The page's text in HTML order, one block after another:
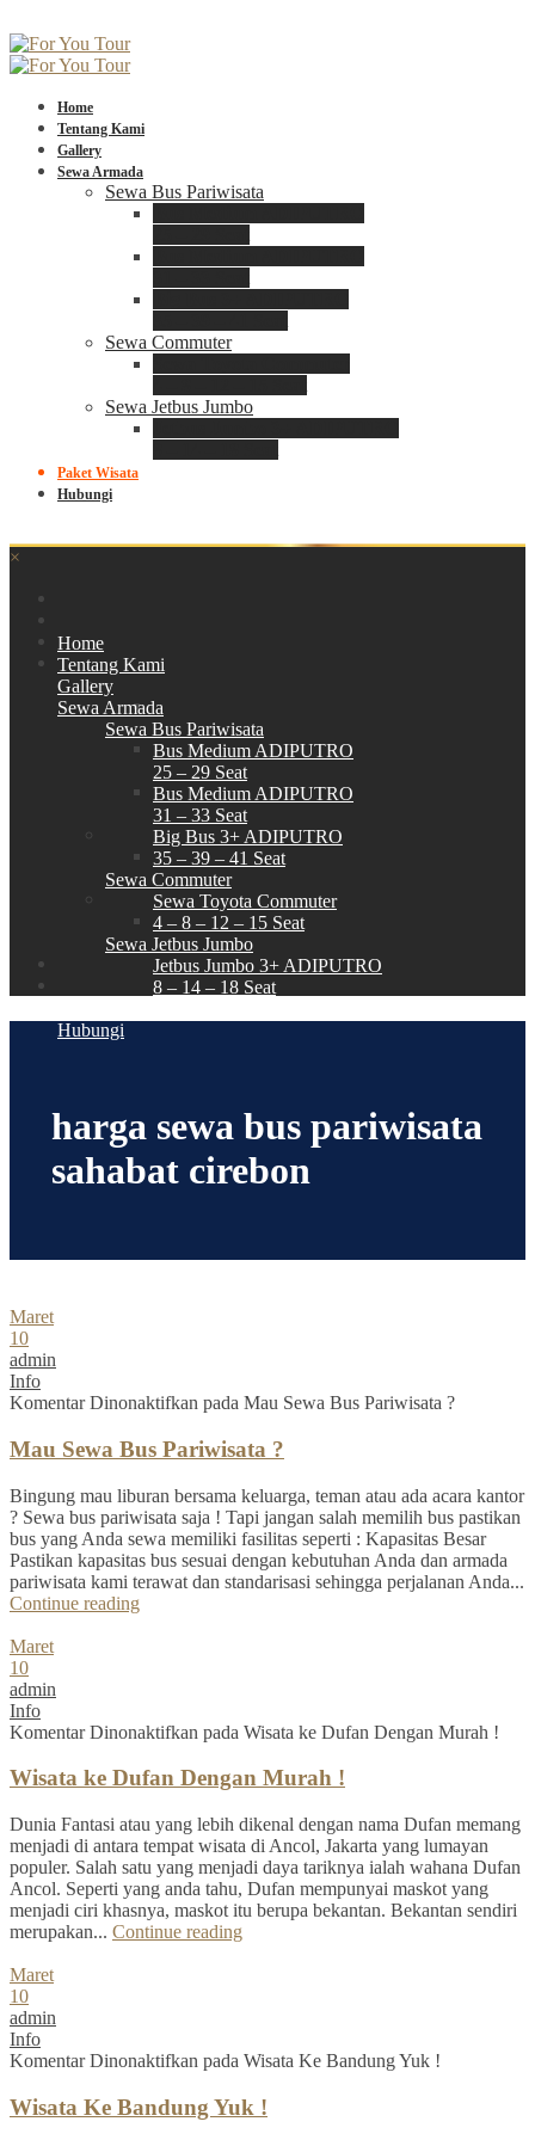
Home
Tentang Kami
Gallery
Sewa Armada
Sewa Bus Pariwisata
Sewa Commuter
Sewa Jetbus Jumbo
Paket Wisata
Hubungi
×
Home
Tentang Kami
Gallery
Sewa Armada
Sewa Bus Pariwisata
Bus Medium ADIPUTRO
25 – 29 Seat
Bus Medium ADIPUTRO
31 – 33 Seat
Big Bus 3+ ADIPUTRO
35 – 39 – 41 Seat
Sewa Commuter
Sewa Toyota Commuter
4 – 8 – 12 – 15 Seat
Sewa Jetbus Jumbo
Jetbus Jumbo 3+ ADIPUTRO
8 – 14 – 18 Seat
Hubungi
harga sewa bus pariwisata
sahabat cirebon
Maret
10
admin
Info
Komentar Dinonaktifkan pada Mau Sewa Bus Pariwisata ?
Mau Sewa Bus Pariwisata ?
Bingung mau liburan bersama keluarga, teman atau ada acara kantor
? Sewa bus pariwisata saja ! Tapi jangan salah memilih bus pastikan
bus yang Anda sewa memiliki fasilitas seperti : Kapasitas Besar
Pastikan kapasitas bus sesuai dengan kebutuhan Anda dan armada
pariwisata kami terawat dan standarisasi sehingga perjalanan Anda...
Continue reading
Maret
10
admin
Info
Komentar Dinonaktifkan pada Wisata ke Dufan Dengan Murah !
Wisata ke Dufan Dengan Murah !
Dunia Fantasi atau yang lebih dikenal dengan nama Dufan memang
menjadi di antara tempat wisata di Ancol, Jakarta yang lumayan
populer. Salah satu yang menjadi daya tariknya ialah wahana Dufan
Ancol. Seperti yang anda tahu, Dufan mempunyai maskot yang
menjadi ciri khasnya, maskot itu berupa bekantan. Bekantan sendiri
merupakan... Continue reading
Maret
10
admin
Info
Komentar Dinonaktifkan pada Wisata Ke Bandung Yuk !
Wisata Ke Bandung Yuk !